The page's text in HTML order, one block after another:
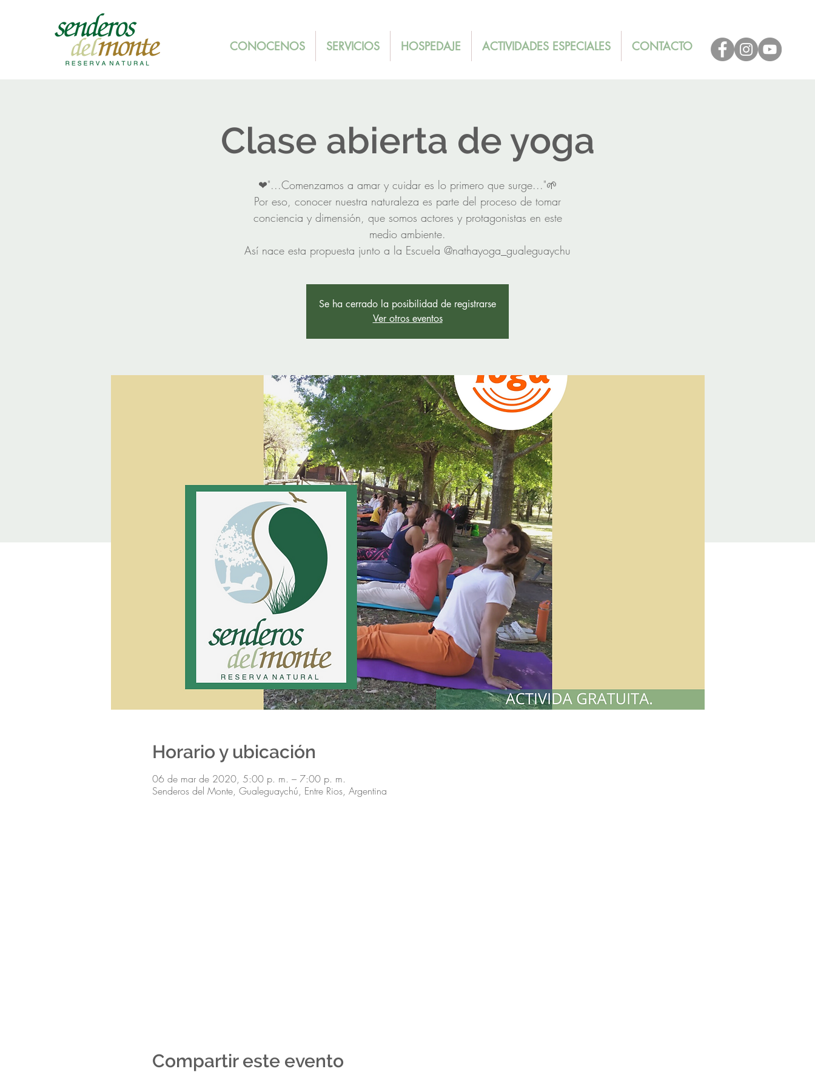
CONOCENOS SERVICIOS HOSPEDAJE ACTIVIDADES ESPECIALES CONTACTO
Clase abierta de yoga
❤"...Comenzamos a amar y cuidar es lo primero que surge..."🌱
Por eso, conocer nuestra naturaleza es parte del proceso de tomar
conciencia y dimensión, que somos actores y protagonistas en este
medio ambiente.
Así nace esta propuesta junto a la Escuela @nathayoga_gualeguaychu
Se ha cerrado la posibilidad de registrarse
Ver otros eventos
Horario y ubicación
06 de mar de 2020, 5:00 p. m. – 7:00 p. m.
Senderos del Monte, Gualeguaychú, Entre Rios, Argentina
Compartir este evento